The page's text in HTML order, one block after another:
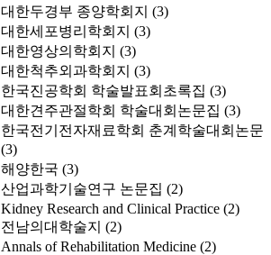
대한두경부 종양학회지 (3)
대한세포병리학회지 (3)
대한영상의학회지 (3)
대한척추외과학회지 (3)
한국진공학회 학술발표회초록집 (3)
대한견주관절학회 학술대회논문집 (3)
한국전기전자재료학회 춘계학술대회논문
(3)
해양한국 (3)
산업과학기술연구 논문집 (2)
Kidney Research and Clinical Practice (2)
전남의대학술지 (2)
Annals of Rehabilitation Medicine (2)